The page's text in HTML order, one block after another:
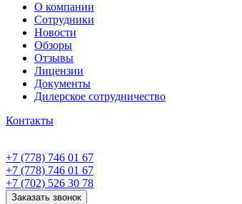
О компании
Сотрудники
Новости
Обзоры
Отзывы
Лицензии
Документы
Дилерское сотрудничество
Контакты
+7 (778) 746 01 67
+7 (778) 746 01 67
+7 (702) 526 30 78
Заказать звонок